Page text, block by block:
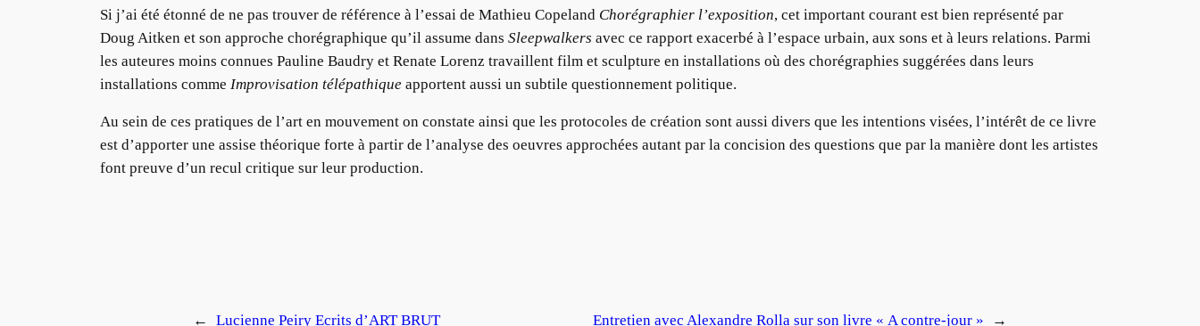
Si j’ai été étonné de ne pas trouver de référence à l’essai de Mathieu Copeland Chorégraphier l’exposition, cet important courant est bien représenté par
Doug Aitken et son approche chorégraphique qu’il assume dans Sleepwalkers avec ce rapport exacerbé à l’espace urbain, aux sons et à leurs relations. Parmi
les auteures moins connues Pauline Baudry et Renate Lorenz travaillent film et sculpture en installations où des chorégraphies suggérées dans leurs
installations comme Improvisation télépathique apportent aussi un subtile questionnement politique.
Au sein de ces pratiques de l’art en mouvement on constate ainsi que les protocoles de création sont aussi divers que les intentions visées, l’intérêt de ce livre
est d’apporter une assise théorique forte à partir de l’analyse des oeuvres approchées autant par la concision des questions que par la manière dont les artistes
font preuve d’un recul critique sur leur production.
← Lucienne Peiry Ecrits d’ART BRUT Entretien avec Alexandre Rolla sur son livre « A contre-jour » →